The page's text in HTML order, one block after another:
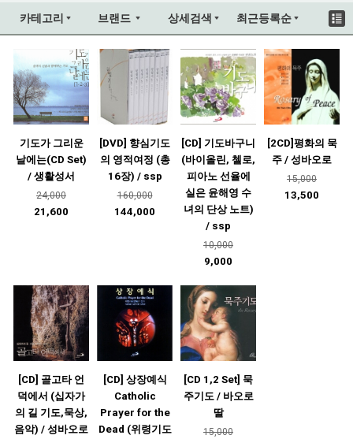
카테고리 브랜드 상세검색 최근등록순
기도가 그리운
날에는(CD Set)
/ 생활성서
24,000
21,600
[DVD] 향심기도
의 영적여정 (총
16장) / ssp
160,000
144,000
[CD] 기도바구니
(바이올린, 첼로,
피아노 선율에
실은 윤해영 수
녀의 단상 노트)
/ ssp
10,000
9,000
[2CD]평화의 묵
주 / 성바오로
15,000
13,500
[CD] 골고타 언
덕에서 (십자가
의 길 기도,묵상,
음악) / 성바오로
[CD] 상장예식
Catholic
Prayer for the
Dead (위령기도
[CD 1,2 Set] 묵
주기도 / 바오로
딸
15,000